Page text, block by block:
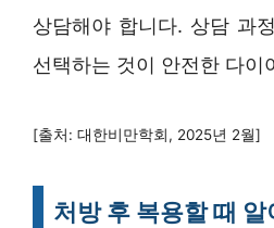
상담해야 합니다. 상담 과
선택하는 것이 안전한 다이
[출처: 대한비만학회, 2025년 2월]
처방 후 복용할 때